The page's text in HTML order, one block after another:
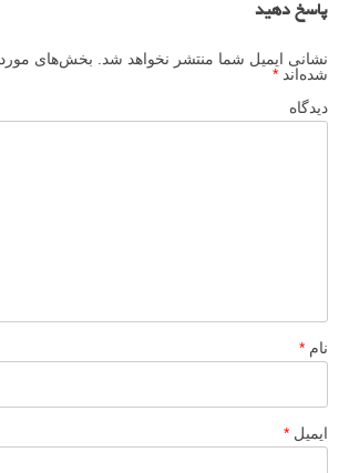
پاسخ دهید
نشانی ایمیل شما منتشر نخواهد شد.
بخش‌های
شده‌اند *
دیدگاه
نام *
ایمیل *